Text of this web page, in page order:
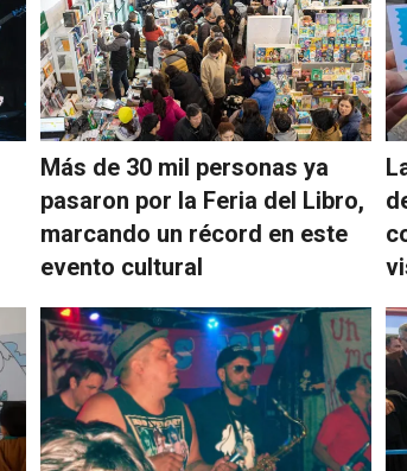
Más de 30 mil personas ya
pasaron por la Feria del Libro,
marcando un récord en este
evento cultural